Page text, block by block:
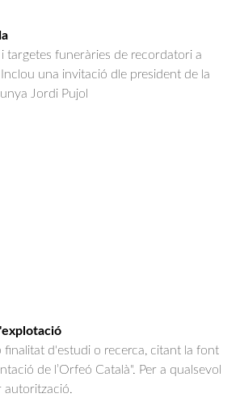
targetes funeràries de recordatori a
una invitació dle president de la
Jordi Pujol
finalitat d'estudi o recerca, citant la font
de l’Orfeó Català". Per a qualsevol
autorització.